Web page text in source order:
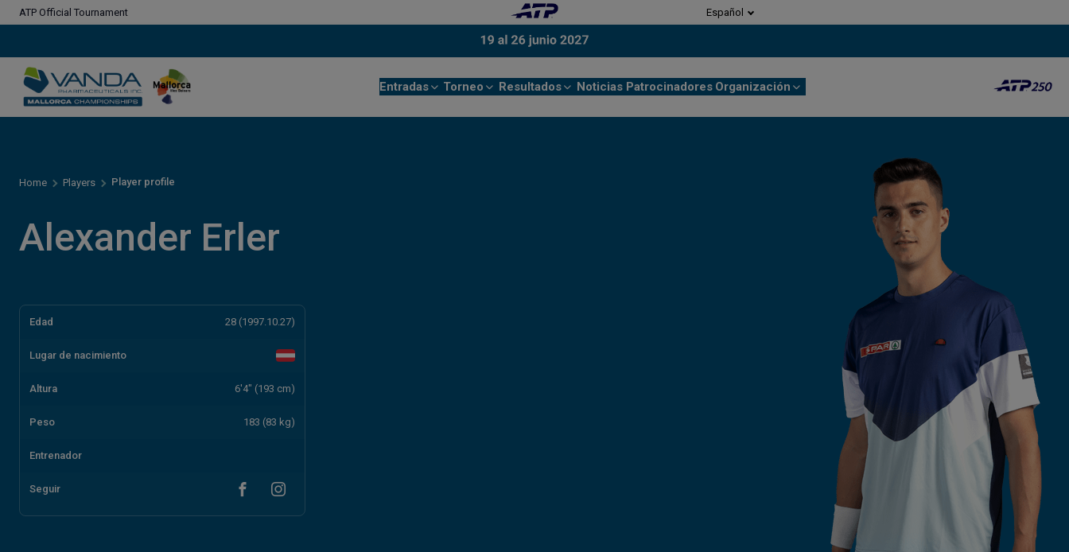
ATP Official Tournament Español
Entradas Torneo Resultados Noticias Patrocinadores Organización
Home Players Player profile
Alexander Erler
Edad 28 (1997.10.27)
Lugar de nacimiento
Altura 6'4" (193 cm)
Peso 183 (83 kg)
Entrenador
Seguir